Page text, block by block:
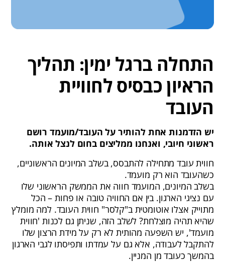
התחלה ברגל ימין: תהליך
הראיון כבסיס לחוויית
העובד
יש הזדמנות אחת להותיר על העובד/מועמד רושם
ראשוני חיובי, ואנחנו ממליצים בחום לנצל אותה.
חווית עובד מתחילה להתבסס, בשלב המיונים הראשוניים,
כשהעובד הוא רק מועמד.
בשלב המיונים, המועמד חווה את הממשק הראשוני שלו
עם נציגי הארגון. בין אם החוויה טובה או פחות – הכל
מתוייק אצלו אוטומטית ב"קלסר" חווית העובד. למה מומלץ
שהיא תהיה מוצלחת? לשלב הזה, שניתן גם לכנות 'חווית
מועמד', יש השפעה מהותית לא רק על מידת הרצון שלו
להתקבל לעבודה, אלא גם על עמדתו ותפיסתו לגבי הארגון
בהמשך כעובד מן המניין.